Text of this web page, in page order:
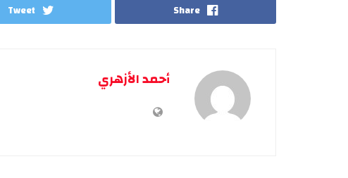
Share
Tweet
أحمد الأزهري